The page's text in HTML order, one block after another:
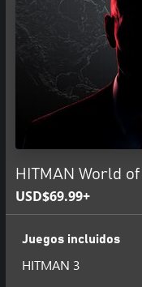
HITMAN World
USD$69.99+
Juegos incluidos
HITMAN 3